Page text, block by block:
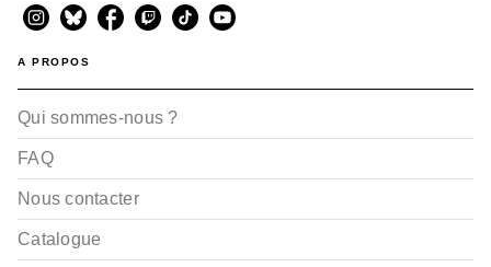
A PROPOS
Qui sommes-nous ?
FAQ
Nous contacter
Catalogue